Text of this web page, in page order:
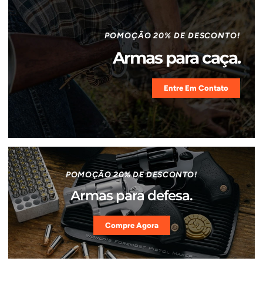
POMOÇÃO 20% DE DESCONTO!
Armas para caça.
Entre Em Contato
POMOÇÃO 20% DE DESCONTO!
Armas para defesa.
Compre Agora